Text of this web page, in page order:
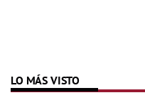
LO MÁS VISTO